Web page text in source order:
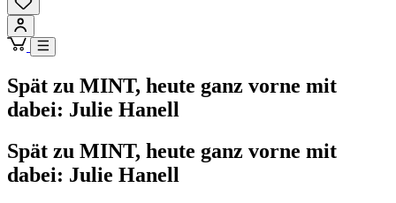
Spät zu MINT, heute ganz vorne mit
dabei: Julie Hanell
Spät zu MINT, heute ganz vorne mit
dabei: Julie Hanell